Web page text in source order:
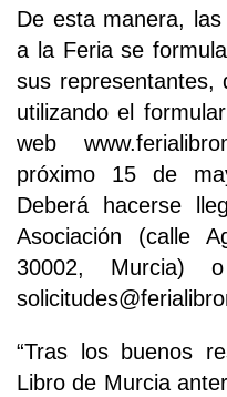
De esta manera,
a la Feria se
sus representantes,
utilizando el
web
próximo 15 de
Deberá hacerse
Asociación (calle
30002, Murcia)
“Tras los buenos
Libro de Murcia